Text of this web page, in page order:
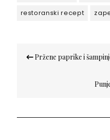
restoranski recept
чланка
Pržene paprike i